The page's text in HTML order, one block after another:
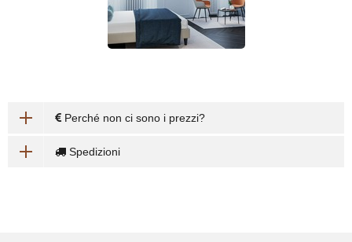
Perché non ci sono i prezzi?
Spedizioni